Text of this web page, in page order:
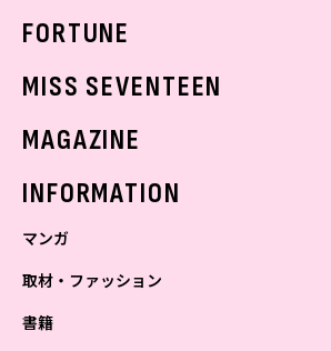
FORTUNE
MISS SEVENTEEN
MAGAZINE
INFORMATION
マンガ
少年マンガ
青年マンガ
取材・ファッション
ファッション・美容
書籍